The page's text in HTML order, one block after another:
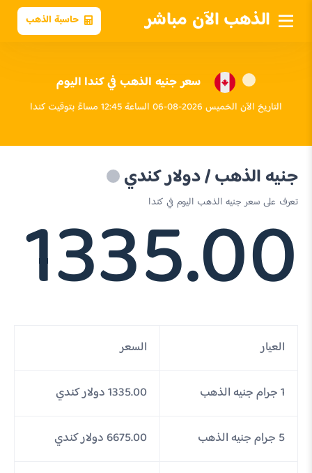
الذهب الآن مباشر حاسبة الذهب
سعر جنيه الذهب في كندا اليوم
التاريخ الآن الخميس 2026-08-06 الساعة 12:45 مساءً بتوقيت كندا
جنيه الذهب / دولار كندي
تعرف على سعر جنيه الذهب اليوم في كندا
1335.00
العيار السعر
1 جرام جنيه الذهب 1335.00 دولار كندي
5 جرام جنيه الذهب 6675.00 دولار كندي